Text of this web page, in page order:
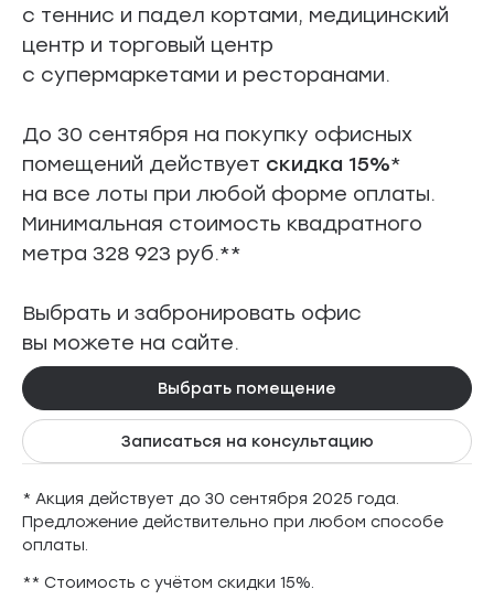
с теннис и падел кортами, медицинский
центр и торговый центр
с супермаркетами и ресторанами.
До 30 сентября на покупку офисных
помещений действует скидка 15%*
на все лоты при любой форме оплаты.
Минимальная стоимость квадратного
метра 328 923 руб.**
Выбрать и забронировать офис
вы можете на сайте.
Выбрать помещение
Записаться на консультацию
* Акция действует до 30 сентября 2025 года.
Предложение действительно при любом способе
оплаты.
** Стоимость с учётом скидки 15%.